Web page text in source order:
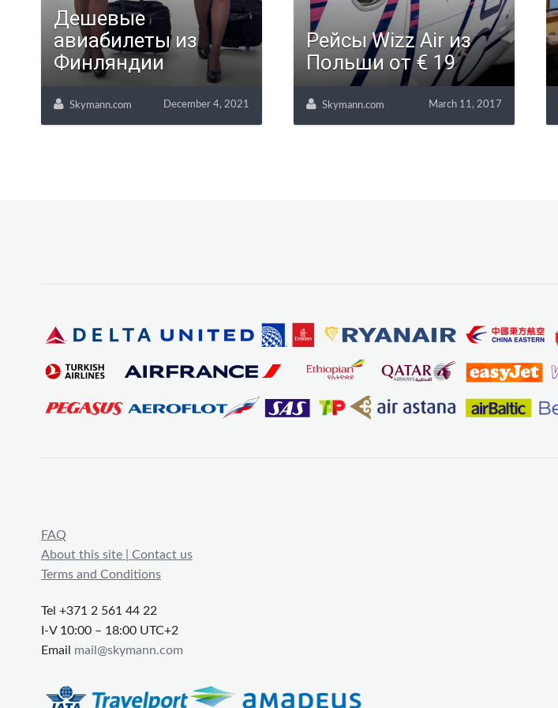
Дешевые
авиабилеты из
Финляндии
Skymann.com December 4, 2021
Рейсы Wizz Air из
Польши от € 19
Skymann.com March 11, 2017
FAQ
About this site | Contact us
Terms and Conditions
Tel +371 2 561 44 22
I-V 10:00 – 18:00 UTC+2
Email mail@skymann.com